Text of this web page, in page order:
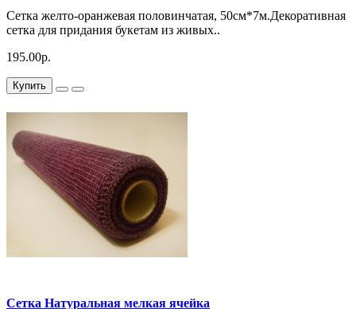
Сетка желто-оранжевая половинчатая, 50см*7м.Декоративная
сетка для придания букетам из живых..
195.00р.
Купить
Сетка Натуральная мелкая ячейка